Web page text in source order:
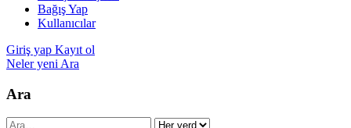
Bağış Yap
Kullanıcılar
Giriş yap Kayıt ol
Neler yeni Ara
Ara